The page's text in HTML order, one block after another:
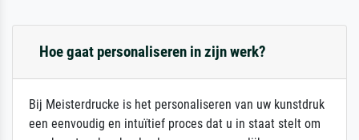
Hoe gaat personaliseren in zijn werk?
Bij Meisterdrucke is het personaliseren van uw kunstdruk
een eenvoudig en intuïtief proces dat u in staat stelt om